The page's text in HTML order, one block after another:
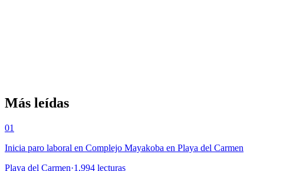
Más leídas
01
Inicia paro laboral en Complejo Mayakoba en Playa del Carmen
Playa del Carmen·1,994 lecturas